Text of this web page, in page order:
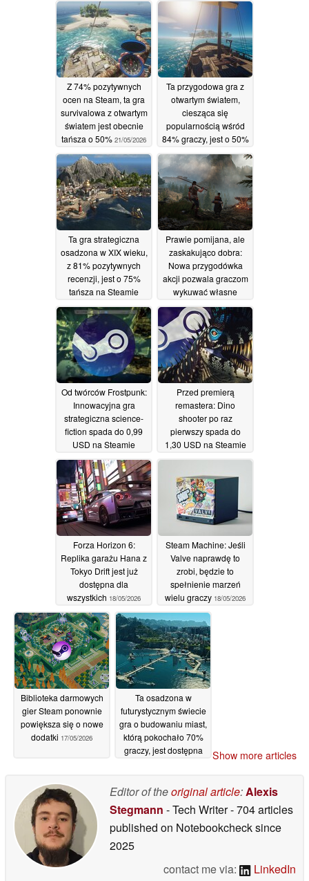
Z 74% pozytywnych
ocen na Steam, ta gra
survivalowa z otwartym
światem jest obecnie
tańsza o 50% 21/05/2026
Ta przygodowa gra z
otwartym światem,
ciesząca się
popularnością wśród
84% graczy, jest o 50%
tańsza na Steamie
20/05/2026
Ta gra strategiczna
osadzona w XIX wieku,
z 81% pozytywnych
recenzji, jest o 75%
tańsza na Steamie
19/05/2026
Prawie pomijana, ale
zaskakująco dobra:
Nowa przygodówka
akcji pozwala graczom
wykuwać własne
miecze18/05/2026
Od twórców Frostpunk:
Innowacyjna gra
strategiczna science-
fiction spada do 0,99
USD na Steamie
18/05/2026
Przed premierą
remastera: Dino
shooter po raz
pierwszy spada do
1,30 USD na Steamie
18/05/2026
Forza Horizon 6:
Replika garażu Hana z
Tokyo Drift jest już
dostępna dla
wszystkich 18/05/2026
Steam Machine: Jeśli
Valve naprawdę to
zrobi, będzie to
spełnienie marzeń
wielu graczy 18/05/2026
Biblioteka darmowych
gier Steam ponownie
powiększa się o nowe
dodatki 17/05/2026
Ta osadzona w
futurystycznym świecie
gra o budowaniu miast,
którą pokochało 70%
graczy, jest dostępna
Show more articles
Editor of theoriginal article:Alexis
Stegmann - Tech Writer- 704 articles
published on Notebookchecksince
2025
contact me via:
LinkedIn